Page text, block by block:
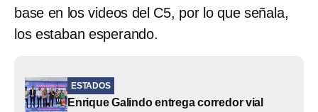
base en los videos del C5, por lo que señala,
los estaban esperando.
ESTADOS
Enrique Galindo entrega corredor vial